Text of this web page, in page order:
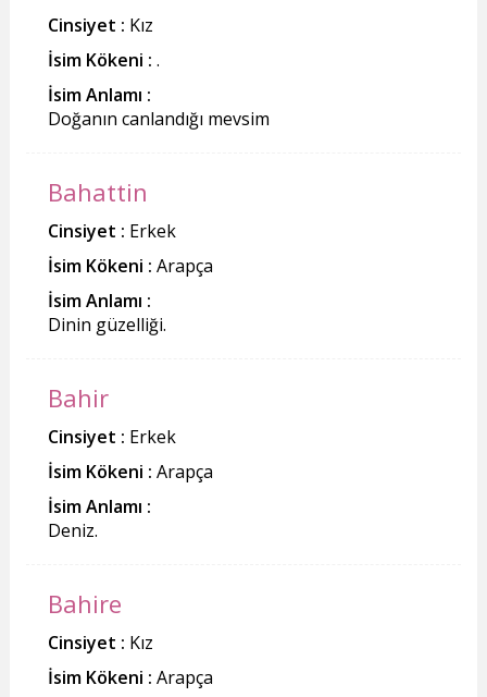
Cinsiyet : Kız
İsim Kökeni : .
İsim Anlamı :
Doğanın canlandığı mevsim
Bahattin
Cinsiyet : Erkek
İsim Kökeni : Arapça
İsim Anlamı :
Dinin güzelliği.
Bahir
Cinsiyet : Erkek
İsim Kökeni : Arapça
İsim Anlamı :
Deniz.
Bahire
Cinsiyet : Kız
İsim Kökeni : Arapça